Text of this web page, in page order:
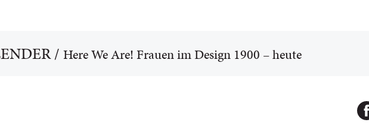
/ Here We Are! Frauen im Design 1900 – heute